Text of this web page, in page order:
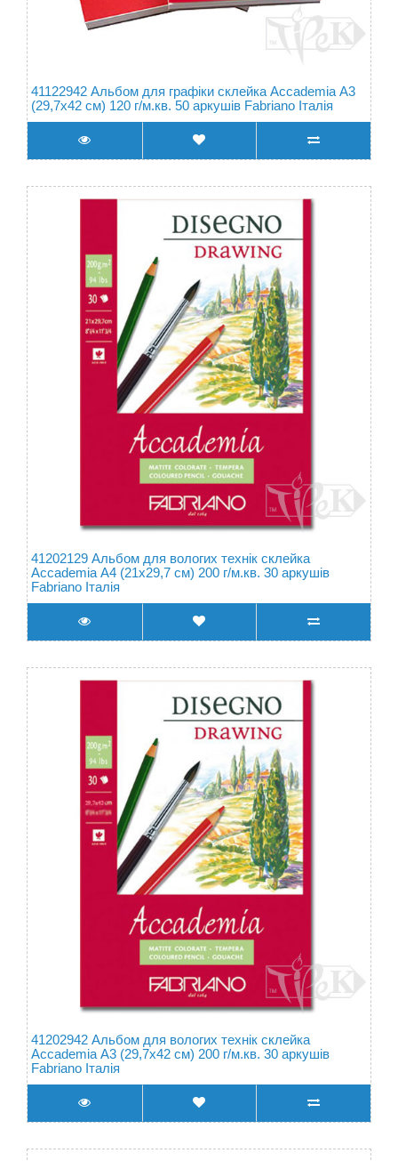
41122942 Альбом для графіки склейка Accademia А3
(29,7х42 см) 120 г/м.кв. 50 аркушів Fabriano Італія
41202129 Альбом для вологих технік склейка
Accademia А4 (21х29,7 см) 200 г/м.кв. 30 аркушів
Fabriano Італія
41202942 Альбом для вологих технік склейка
Accademia А3 (29,7х42 см) 200 г/м.кв. 30 аркушів
Fabriano Італія